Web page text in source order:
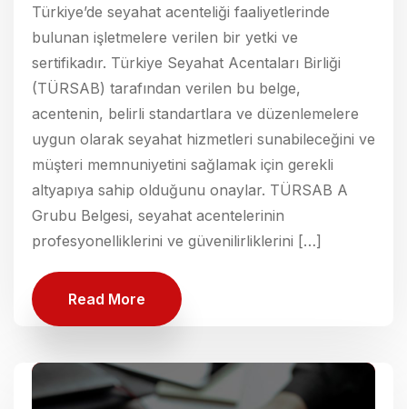
Türkiye’de seyahat acenteliği faaliyetlerinde
bulunan işletmelere verilen bir yetki ve
sertifikadır. Türkiye Seyahat Acentaları Birliği
(TÜRSAB) tarafından verilen bu belge,
acentenin, belirli standartlara ve düzenlemelere
uygun olarak seyahat hizmetleri sunabileceğini ve
müşteri memnuniyetini sağlamak için gerekli
altyapıya sahip olduğunu onaylar. TÜRSAB A
Grubu Belgesi, seyahat acentelerinin
profesyonelliklerini ve güvenilirliklerini […]
Read More